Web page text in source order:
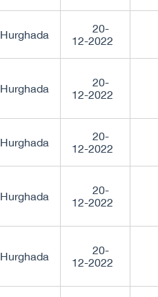
Hurghada
20-
12-2022
Hurghada
20-
12-2022
Hurghada
20-
12-2022
Hurghada
20-
12-2022
Hurghada
20-
12-2022